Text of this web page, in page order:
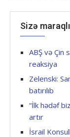
Sizə
ABŞ və Çin
reaksiya
Zelenski:
batırılıb
“İlk hədəf
artır
İsrail